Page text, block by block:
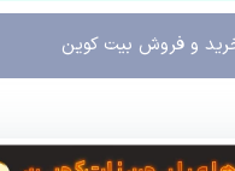
و فروش بیت کوین